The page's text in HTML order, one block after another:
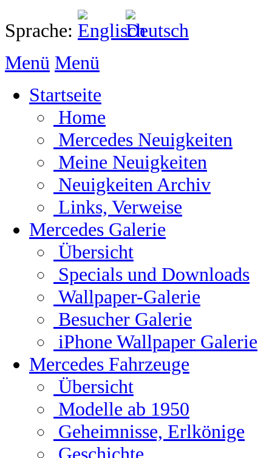
Sprache:
Menü Menü
Startseite
Home
Mercedes Neuigkeiten
Meine Neuigkeiten
Neuigkeiten Archiv
Links, Verweise
Mercedes Galerie
Übersicht
Specials und Downloads
Wallpaper-Galerie
Besucher Galerie
iPhone Wallpaper Galerie
Mercedes Fahrzeuge
Übersicht
Modelle ab 1950
Geheimnisse, Erlkönige